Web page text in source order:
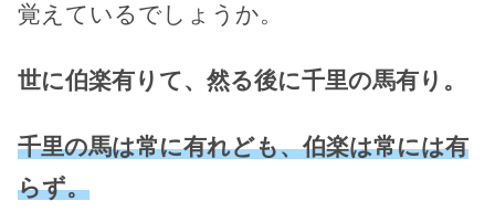
覚えているでしょうか。
世に伯楽有りて、然る後に千里の馬有り。
千里の馬は常に有れども、伯楽は常には有
らず。